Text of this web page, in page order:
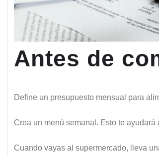
Antes de
Define un presupuesto mensual para
Crea un menú semanal. Esto te
Cuando vayas al supermercado, lleva